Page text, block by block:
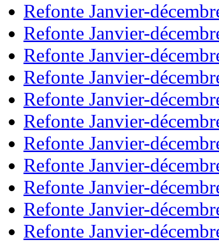
Refonte Janvier-
Refonte Janvier-
Refonte Janvier-
Refonte Janvier-
Refonte Janvier-
Refonte Janvier-
Refonte Janvier-
Refonte Janvier-
Refonte Janvier-
Refonte Janvier-
Refonte Janvier-